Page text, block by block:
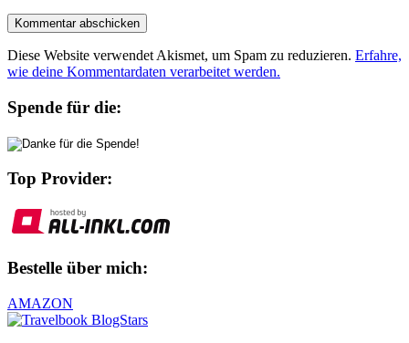
Diese Website verwendet Akismet, um Spam zu reduzieren. Erfahre,
wie deine Kommentardaten verarbeitet werden.
Spende für die:
Top Provider:
Bestelle über mich:
AMAZON